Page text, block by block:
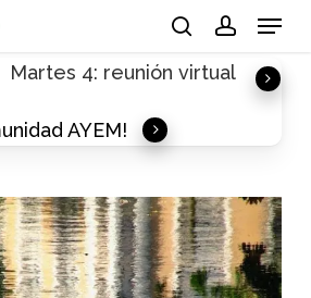
Menu
Martes 4: reunión virtual
AYEM!